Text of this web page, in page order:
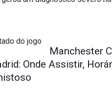
Manchester
Onde Assistir,